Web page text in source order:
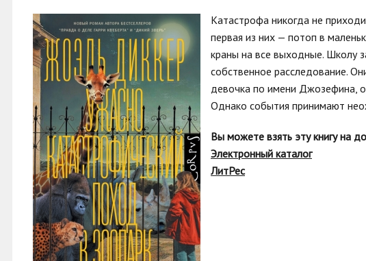
Катастрофа никогда не
первая из них — потоп в
краны на все выходные. Школу
собственное расследование.
девочка по имени Джозефина,
Однако события принимают
Вы можете взять эту книгу на
Электронный каталог
ЛитРес